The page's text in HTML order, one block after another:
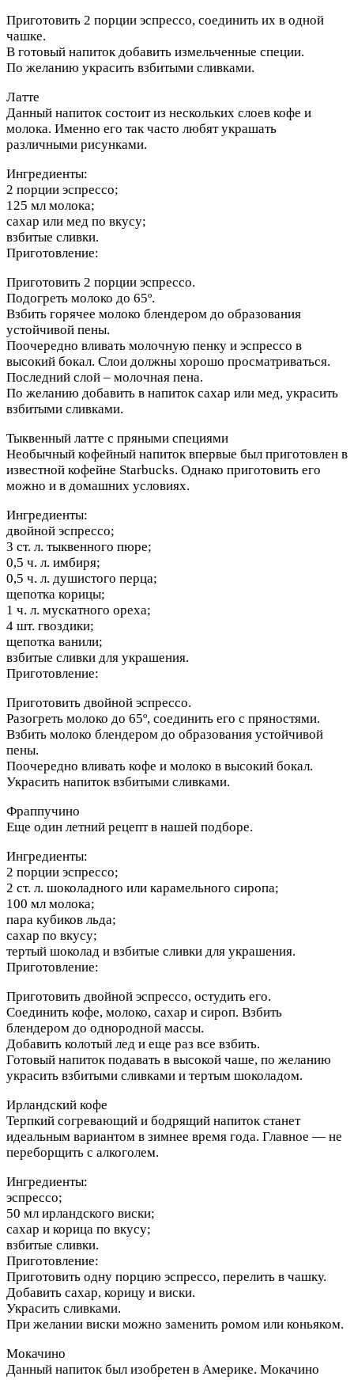
Приготовить 2 порции эспрессо, соединить их в одной
чашке.
В готовый напиток добавить измельченные специи.
По желанию украсить взбитыми сливками.
Латте
Данный напиток состоит из нескольких слоев кофе и
молока. Именно его так часто любят украшать
различными рисунками.
Ингредиенты:
2 порции эспрессо;
125 мл молока;
сахар или мед по вкусу;
взбитые сливки.
Приготовление:
Приготовить 2 порции эспрессо.
Подогреть молоко до 65º.
Взбить горячее молоко блендером до образования
устойчивой пены.
Поочередно вливать молочную пенку и эспрессо в
высокий бокал. Слои должны хорошо просматриваться.
Последний слой – молочная пена.
По желанию добавить в напиток сахар или мед, украсить
взбитыми сливками.
Тыквенный латте с пряными специями
Необычный кофейный напиток впервые был приготовлен в
известной кофейне Starbucks. Однако приготовить его
можно и в домашних условиях.
Ингредиенты:
двойной эспрессо;
3 ст. л. тыквенного пюре;
0,5 ч. л. имбиря;
0,5 ч. л. душистого перца;
щепотка корицы;
1 ч. л. мускатного ореха;
4 шт. гвоздики;
щепотка ванили;
взбитые сливки для украшения.
Приготовление:
Приготовить двойной эспрессо.
Разогреть молоко до 65º, соединить его с пряностями.
Взбить молоко блендером до образования устойчивой
пены.
Поочередно вливать кофе и молоко в высокий бокал.
Украсить напиток взбитыми сливками.
Фраппучино
Еще один летний рецепт в нашей подборе.
Ингредиенты:
2 порции эспрессо;
2 ст. л. шоколадного или карамельного сиропа;
100 мл молока;
пара кубиков льда;
сахар по вкусу;
тертый шоколад и взбитые сливки для украшения.
Приготовление:
Приготовить двойной эспрессо, остудить его.
Соединить кофе, молоко, сахар и сироп. Взбить
блендером до однородной массы.
Добавить колотый лед и еще раз все взбить.
Готовый напиток подавать в высокой чаше, по желанию
украсить взбитыми сливками и тертым шоколадом.
Ирландский кофе
Терпкий согревающий и бодрящий напиток станет
идеальным вариантом в зимнее время года. Главное — не
переборщить с алкоголем.
Ингредиенты:
эспрессо;
50 мл ирландского виски;
сахар и корица по вкусу;
взбитые сливки.
Приготовление:
Приготовить одну порцию эспрессо, перелить в чашку.
Добавить сахар, корицу и виски.
Украсить сливками.
При желании виски можно заменить ромом или коньяком.
Мокачино
Данный напиток был изобретен в Америке. Мокачино